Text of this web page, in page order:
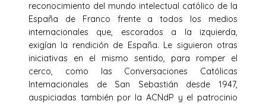
reconocimiento del mundo intelectual católico de la
España de Franco frente a todos los medios
internacionales que, escorados a la izquierda,
exigían la rendición de España. Le siguieron otras
iniciativas en el mismo sentido, para romper el
cerco, como las Conversaciones Católicas
Internacionales de San Sebastián desde 1947,
auspiciadas también por la ACNdP y el patrocinio